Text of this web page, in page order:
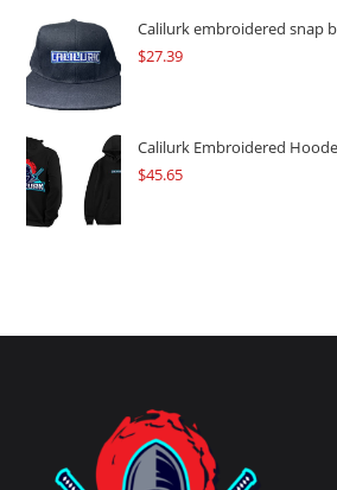
Calilurk embroidered snap
$27.39
Calilurk Embroidered
$45.65